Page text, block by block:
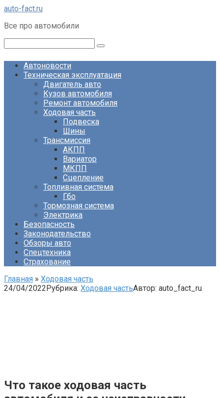
Перейти
контенту
auto-fact.ru
Все про автомобили
Автоновости
Техническая эксплуатация
Двигатель авто
Кузов автомобиля
Ремонт автомобиля
Ходовая часть
Подвеска
Шины
Трансмиссия
АКПП
Вариатор
МКПП
Сцепление
Топливная система
Гбо
Тормозная система
Электрика
Безопасность
Законодательство
Обзоры авто
Спецтехника
Страхование
Главная » Ходовая часть
24/04/2022Рубрика: Ходовая частьАвтор: auto_fact_ru
Что такое ходовая часть